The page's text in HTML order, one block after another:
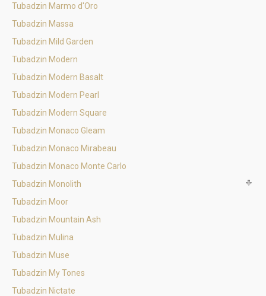
Tubadzin Marmo d'Oro
Tubadzin Massa
Tubadzin Mild Garden
Tubadzin Modern
Tubadzin Modern Basalt
Tubadzin Modern Pearl
Tubadzin Modern Square
Tubadzin Monaco Gleam
Tubadzin Monaco Mirabeau
Tubadzin Monaco Monte Carlo
Tubadzin Monolith
Tubadzin Moor
Tubadzin Mountain Ash
Tubadzin Mulina
Tubadzin Muse
Tubadzin My Tones
Tubadzin Nictate